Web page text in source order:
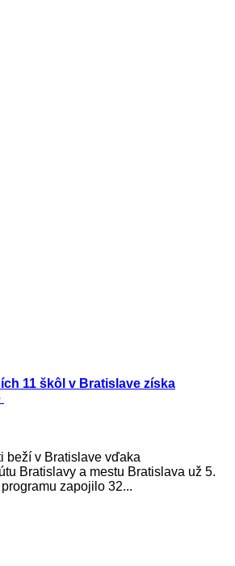
11 škôl v Bratislave získa
beží v Bratislave vďaka
Bratislavy a mestu Bratislava už 5.
zapojilo 32...